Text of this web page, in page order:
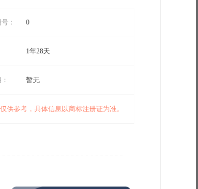
： 0
1年28天
暂无
供参考，具体信息以商标注册证为准。